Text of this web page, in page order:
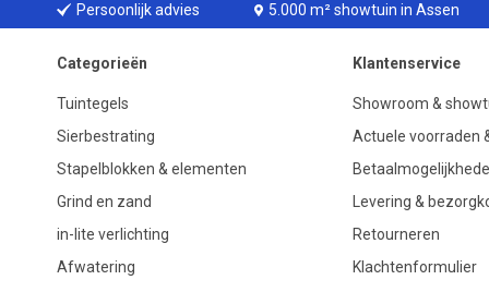
Persoonlijk advies 5.000 m² showtuin in Assen
Categorieën
Tuintegels
Sierbestrating
Stapelblokken & elementen
Grind en zand
in-lite verlichting
Afwatering
Klantenservice
Showroom &
Actuele voorraden
Levering &
Retourneren
Klachtenformulier